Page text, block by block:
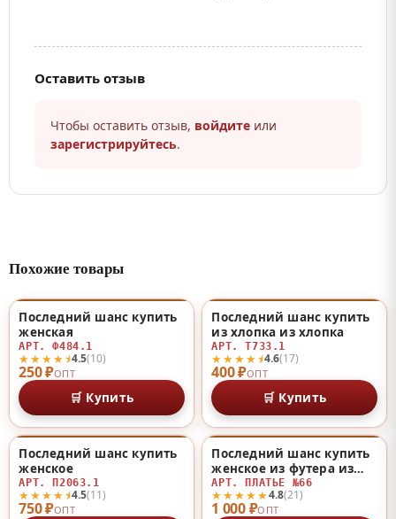
Оставить отзыв
Чтобы оставить отзыв, войдите или
зарегистрируйтесь.
Похожие товары
♡
250 ₽ОПТ
★★★★⯨4.5(10)
Последний шанс купить
женская
АРТ. Ф484.1
🛒 Купить
♡
400 ₽ОПТ
★★★★⯨4.6(17)
Последний шанс купить
из хлопка из хлопка
АРТ. Т733.1
🛒 Купить
♡
750 ₽ОПТ
★★★★⯨4.5(11)
Последний шанс купить
женское
АРТ. П2063.1
♡
1 000 ₽ОПТ
★★★★★4.8(21)
Последний шанс купить
женское из футера из
футера
АРТ. ПЛАТЬЕ №66